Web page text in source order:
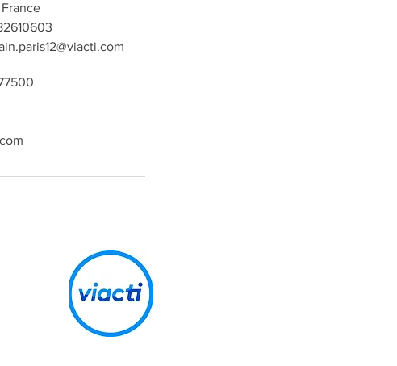
France